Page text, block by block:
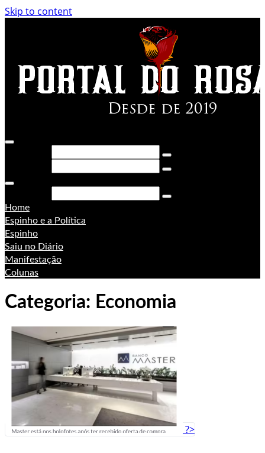
Skip to content
Home
Espinho e a Política
Espinho
Saiu no Diário
Manifestação
Colunas
Categoria: Economia
?>